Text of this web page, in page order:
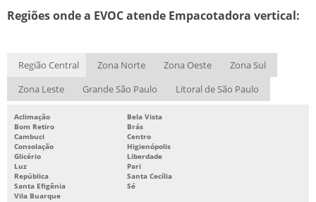
Regiões onde a EVOC atende Empacotadora vertical:
Região Central Zona Norte Zona Oeste
Zona Sul
Zona Leste
Grande São Paulo Litoral de São Paulo
Aclimação
Bela Vista
Bom Retiro
Brás
Cambuci
Centro
Consolação
Higienópolis
Glicério
Liberdade
Luz
Pari
República
Santa Cecília
Santa Efigênia
Sé
Vila Buarque